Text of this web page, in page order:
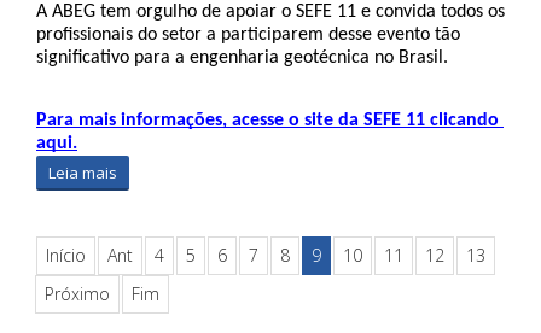
A ABEG tem orgulho de apoiar o SEFE 11 e convida todos os
profissionais do setor a participarem desse evento tão
significativo para a engenharia geotécnica no Brasil.
Para mais informações, acesse o site da SEFE 11 clicando
aqui.
Leia mais
Início Ant 4 5 6 7 8 9 10 11 12
13
Próximo
Fim